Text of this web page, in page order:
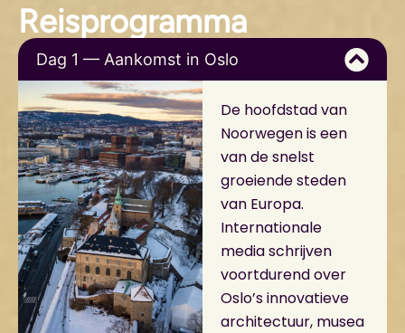
Reisprogramma
Dag 1 — Aankomst in Oslo
De hoofdstad van
Noorwegen is een
van de snelst
groeiende steden
van Europa.
Internationale
media schrijven
voortdurend over
Oslo’s innovatieve
architectuur, musea